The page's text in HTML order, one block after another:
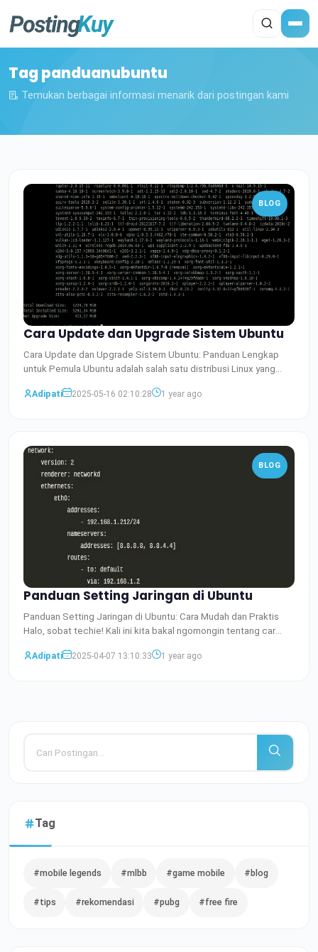
Tag panduanubuntu
Temukan berbagai informasi menarik dari postingan kami
BLOG
Cara Update dan Upgrade Sistem Ubuntu
Cara Update dan Upgrade Sistem Ubuntu: Panduan Lengkap
untuk Pemula Ubuntu adalah salah satu distribusi Linux yang
Adipati
2025-05-16 02:10:28 1 year ago
BLOG
Panduan Setting Jaringan di Ubuntu
Panduan Setting Jaringan di Ubuntu: Cara Mudah dan Praktis
Halo, sobat techie! Kali ini kita bakal ngomongin tentang car
Adipati
2025-04-07 13:10:33 1 year ago
Tag
#mobile legends #mlbb #game mobile #blog
#tips #rekomendasi #pubg #free fire